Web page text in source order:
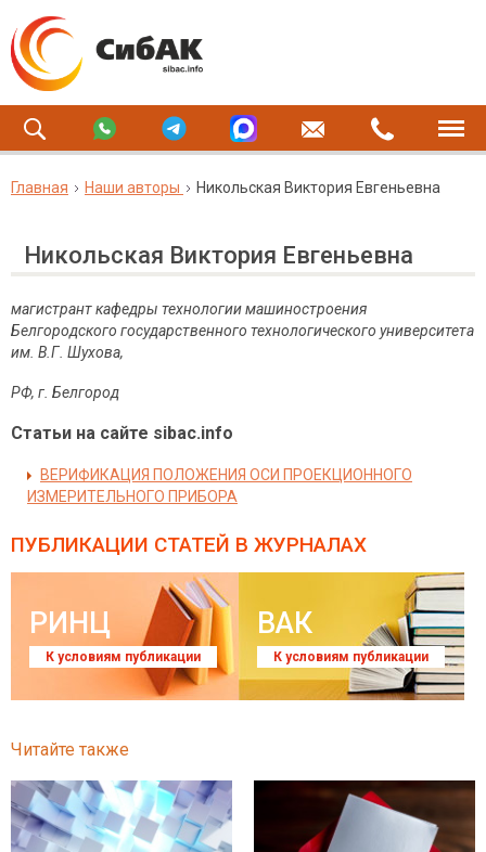
Главная Наши авторы Никольская Виктория Евгеньевна
Никольская Виктория Евгеньевна
магистрант кафедры технологии машиностроения
Белгородского государственного технологического университета
им. В.Г. Шухова,
РФ, г. Белгород
Статьи на сайте sibac.info
ВЕРИФИКАЦИЯ ПОЛОЖЕНИЯ ОСИ ПРОЕКЦИОННОГО
ИЗМЕРИТЕЛЬНОГО ПРИБОРА
ПУБЛИКАЦИИ СТАТЕЙ В ЖУРНАЛАХ
РИНЦ
К условиям публикации
ВАК
К условиям публикации
Читайте также